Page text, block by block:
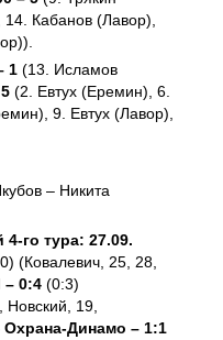
Кабанов (Лавор),
1 (13. Исламов
(2. Евтух (Еремин), 6.
9. Евтух (Лавор),
– Никита
4-го тура: 27.09.
(Ковалевич, 25, 28,
– 0:4 (0:3)
Новский, 19,
Динамо – 1:1